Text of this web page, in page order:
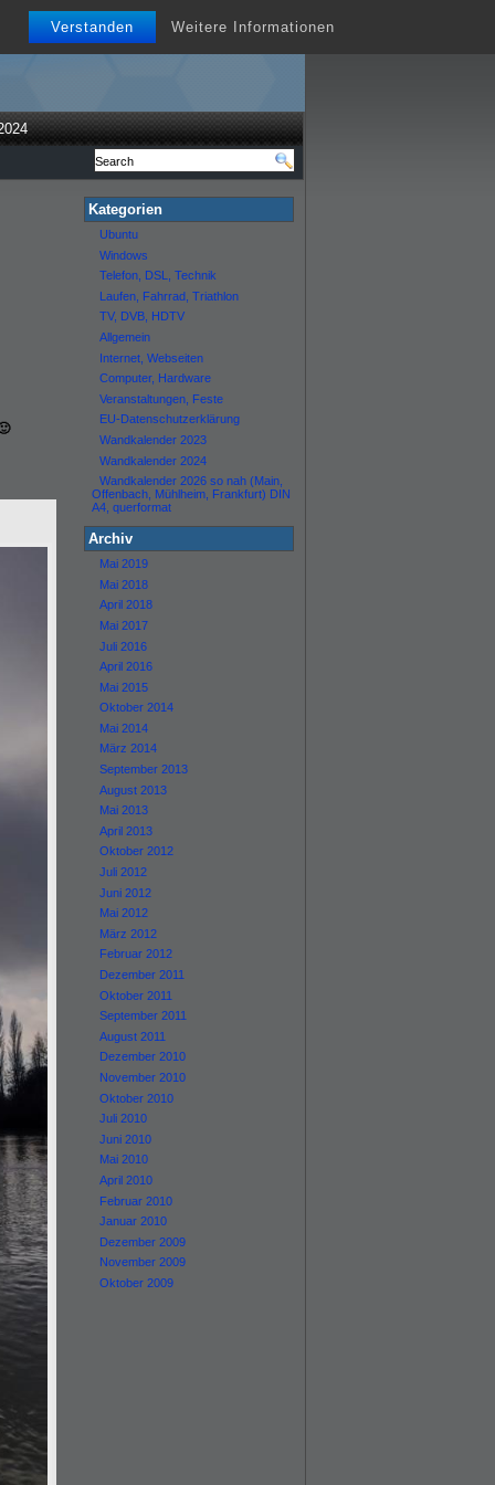
Verstanden Weitere Informationen
Kategorien
Ubuntu
Windows
Telefon, DSL, Technik
Laufen, Fahrrad, Triathlon
TV, DVB, HDTV
Allgemein
Internet, Webseiten
Computer, Hardware
Veranstaltungen, Feste
EU-Datenschutzerklärung
Wandkalender 2023
Wandkalender 2024
Wandkalender 2026 so nah (Main,
Offenbach, Mühlheim, Frankfurt) DIN
A4, querformat
Archiv
Mai 2019
Mai 2018
April 2018
Mai 2017
Juli 2016
April 2016
Mai 2015
Oktober 2014
Mai 2014
März 2014
September 2013
August 2013
Mai 2013
April 2013
Oktober 2012
Juli 2012
Juni 2012
Mai 2012
März 2012
Februar 2012
Dezember 2011
Oktober 2011
September 2011
August 2011
Dezember 2010
November 2010
Oktober 2010
Juli 2010
Juni 2010
Mai 2010
April 2010
Februar 2010
Januar 2010
Dezember 2009
November 2009
Oktober 2009